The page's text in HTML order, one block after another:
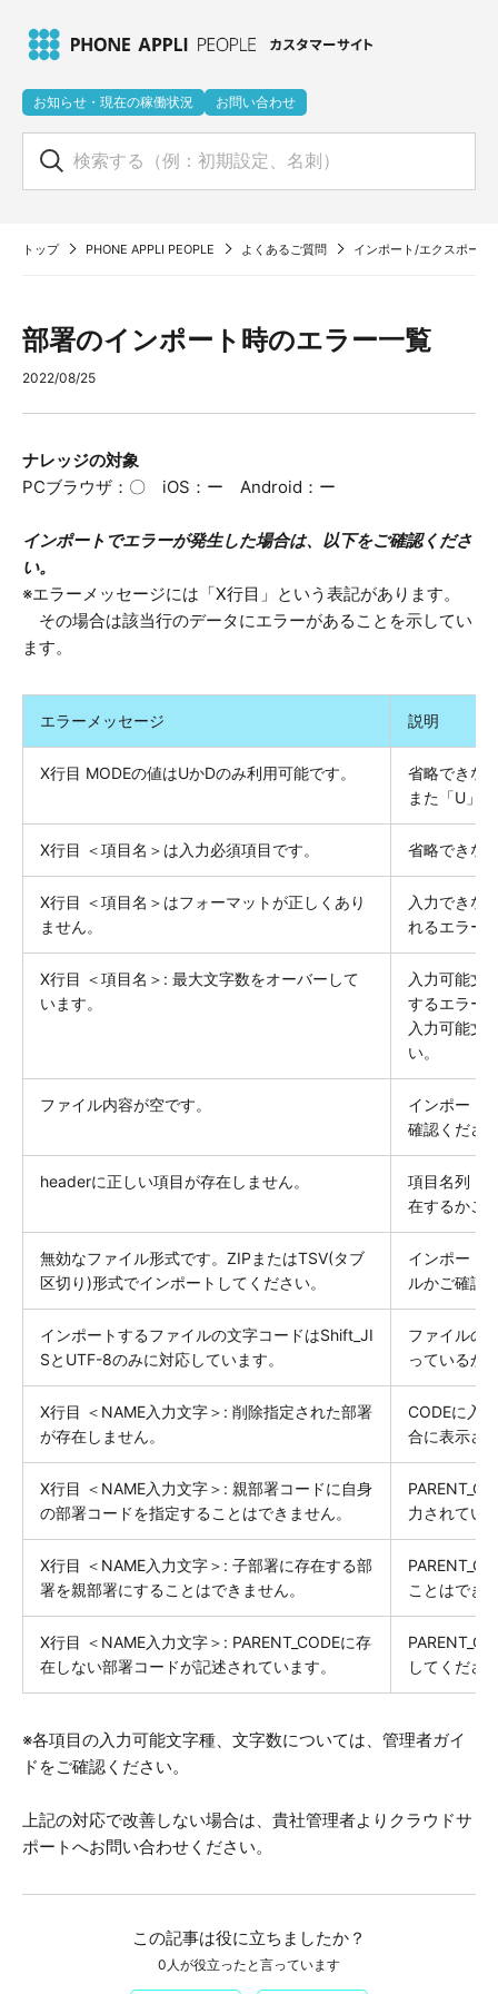
お知らせ・現在の稼働状況 お問い合わせ
トップ PHONE APPLI PEOPLE よくあるご質問 インポート/エクスポート
部署のインポート時のエラー一覧
2022/08/25
ナレッジの対象
PCブラウザ：〇 iOS：ー Android：ー
インポートでエラーが発生した場合は、以下をご確認くださ
い。
※エラーメッセージには「X行目」という表記があります。
その場合は該当行のデータにエラーがあることを示してい
ます。
エラーメッセージ 説明
X行目 MODEの値はUかDのみ利用可能です。
省略できな
また「U」
X行目 ＜項目名＞は入力必須項目です。 省略できな
X行目 ＜項目名＞はフォーマットが正しくあり
ません。
入力できな
れるエラー
X行目 ＜項目名＞: 最大文字数をオーバーして
います。
入力可能文
するエラー
入力可能文
い。
ファイル内容が空です。
インポート
確認くださ
headerに正しい項目が存在しません。
項目名列（
在するかご
無効なファイル形式です。ZIPまたはTSV(タブ
区切り)形式でインポートしてください。
インポート
ルかご確認
インポートするファイルの文字コードはShift_JI
SとUTF-8のみに対応しています。
ファイルの
っているか
X行目 ＜NAME入力文字＞: 削除指定された部署
が存在しません。
CODEに入
合に表示さ
X行目 ＜NAME入力文字＞: 親部署コードに自身
の部署コードを指定することはできません。
力されてい
X行目 ＜NAME入力文字＞: 子部署に存在する部
署を親部署にすることはできません。
ことはでき
X行目 ＜NAME入力文字＞: PARENT_CODEに存
在しない部署コードが記述されています。
してくださ
※各項目の入力可能文字種、文字数については、管理者ガイ
ドをご確認ください。
上記の対応で改善しない場合は、貴社管理者よりクラウドサ
ポートへお問い合わせください。
この記事は役に立ちましたか？
0人が役立ったと言っています